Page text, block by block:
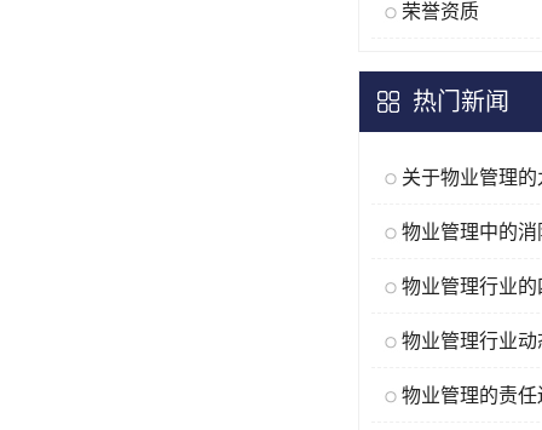
荣誉资质
热门新闻
物业管理的责任